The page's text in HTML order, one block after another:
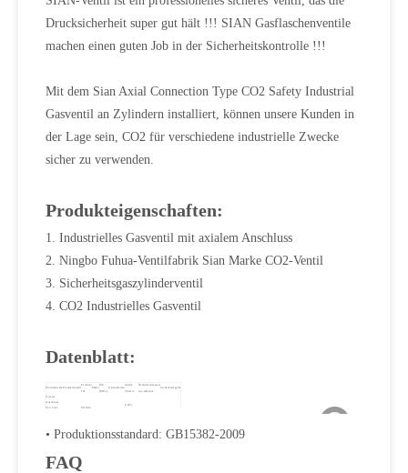
Drucksicherheit super gut hält !!! SIAN Gasflaschenventile
machen einen guten Job in der Sicherheitskontrolle !!!
Mit dem Sian Axial Connection Type CO2 Safety Industrial
Gasventil an Zylindern installiert, können unsere Kunden in
der Lage sein, CO2 für verschiedene industrielle Zwecke
sicher zu verwenden.
Produkteigenschaften:
1. Industrielles Gasventil mit axialem Anschluss
2. Ningbo Fuhua-Ventilfabrik Sian Marke CO2-Ventil
3. Sicherheitsgaszylinderventil
4. CO2 Industrielles Gasventil
Datenblatt:
Produktname Produktmodell
Produkt
ID
Mittel
WP
(MPa)
Einlassfaden
Outlet-
Thread.
Nenndurchmesser
von mmmm.
Sicherheitsgerät
Axialer
Anschluss
Typ CO2- 08-805-
0.825-
• Produktionsstandard: GB15382-2009
FAQ